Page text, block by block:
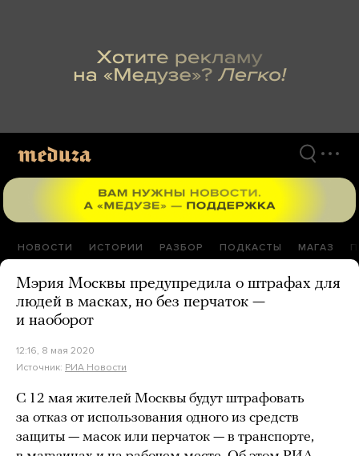
НОВОСТИ ИСТОРИИ РАЗБОР ПОДКАСТЫ МАГАЗ
Мэрия Москвы предупредила о штрафах для
людей в масках, но без перчаток —
и наоборот
12:16, 8 мая 2020
Источник: РИА Новости
С 12 мая жителей Москвы будут штрафовать
за отказ от использования одного из средств
защиты — масок или перчаток — в транспорте,